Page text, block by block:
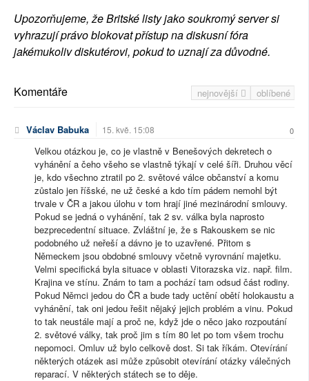
Upozorňujeme, že Britské listy jako soukromý server si
vyhrazují právo blokovat přístup na diskusní fóra
jakémukoliv diskutérovi, pokud to uznají za důvodné.
nejnovější oblíbené
Komentáře
Václav Babuka 15. kvě. 15:08 0
Velkou otázkou je, co je vlastně v Benešových dekretech o
vyhánění a čeho všeho se vlastně týkají v celé šíři. Druhou věcí
je, kdo všechno ztratil po 2. světové válce občanství a komu
zůstalo jen říšské, ne už české a kdo tím pádem nemohl být
trvale v ČR a jakou úlohu v tom hrají jiné mezinárodní smlouvy.
Pokud se jedná o vyhánění, tak 2 sv. válka byla naprosto
bezprecedentní situace. Zvláštní je, že s Rakouskem se nic
podobného už neřeší a dávno je to uzavřené. Přitom s
Německem jsou obdobné smlouvy včetně vyrovnání majetku.
Velmi specifická byla situace v oblasti Vitorazska viz. např. film.
Krajina ve stínu. Znám to tam a pochází tam odsud část rodiny.
Pokud Němci jedou do ČR a bude tady uctění obětí holokaustu a
vyhánění, tak oni jedou řešit nějaký jejich problém a vinu. Pokud
to tak neustále mají a proč ne, když jde o něco jako rozpoutání
2. světové války, tak proč jim s tím 80 let po tom všem trochu
nepomoci. Omluv už bylo celkově dost. Si tak říkám. Otevírání
některých otázek asi může způsobit otevírání otázky válečných
reparací. V některých státech se to děje.